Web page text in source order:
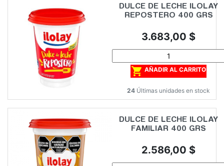
DULCE DE LECHE ILOLAY
REPOSTERO 400 GRS
Precio
3.683,00 $
 AÑADIR AL CARRITO
24 Últimas unidades en stock
DULCE DE LECHE ILOLAY
FAMILIAR 400 GRS
Precio
2.586,00 $